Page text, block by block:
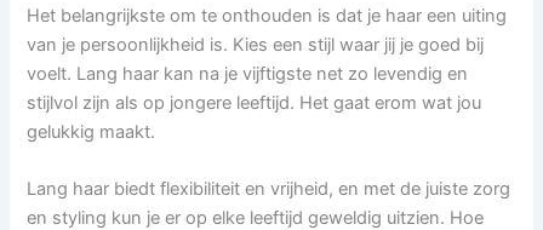
Het belangrijkste om te onthouden is dat je haar een uiting
van je persoonlijkheid is. Kies een stijl waar jij je goed bij
voelt. Lang haar kan na je vijftigste net zo levendig en
stijlvol zijn als op jongere leeftijd. Het gaat erom wat jou
gelukkig maakt.
Lang haar biedt flexibiliteit en vrijheid, en met de juiste zorg
en styling kun je er op elke leeftijd geweldig uitzien. Hoe